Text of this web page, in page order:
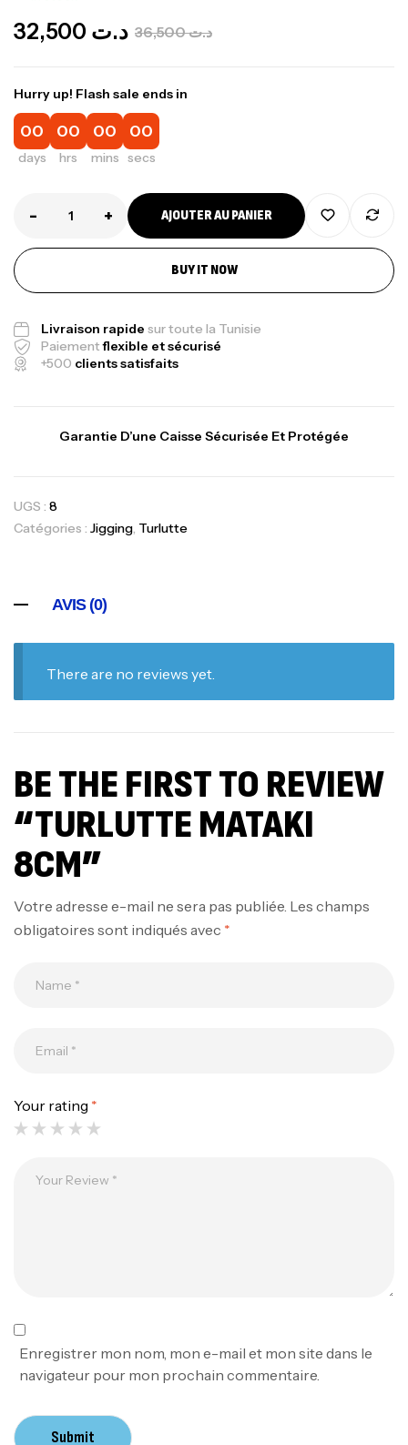
د.ت36,500 د.ت
Hurry up! Flash sale ends in
00
days
00
hrs
00
mins
00
secs
- + AJOUTER AU PANIER
BUY IT NOW
Livraison rapide sur toute la Tunisie
Paiementflexible et sécurisé
+500 clients satisfaits
Garantie D’une Caisse Sécurisée Et Protégée
UGS : 8
Catégories : Jigging, Turlutte
AVIS (0)
There are no reviews yet.
BE THE FIRST TO REVIEW
“TURLUTTE MATAKI
8CM”
Votre adresse e-mail ne sera pas publiée. Les champs
obligatoires sont indiqués avec *
Your rating *
Enregistrer mon nom, mon e-mail et mon site dans le
navigateur pour mon prochain commentaire.
Submit
1.83m 120/250gr 30kg
Bagagerie
د.ت
د.ت378,000
Volant 3 Branches Inox T26S/35